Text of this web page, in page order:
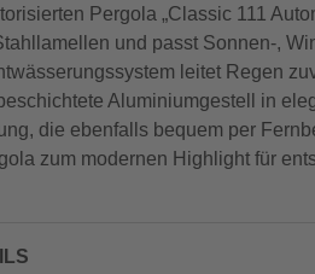
Pergola „Classic 111
und passt Sonnen-,
leitet Regen
Aluminiumgestell in
die ebenfalls bequem per
zum modernen Highlight für